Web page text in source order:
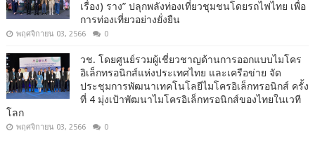
เรื่อง) ราง” ปลุกพลังท่องเที่ยวชุมชนโดยรถไฟไทย เพื่อ
การท่องเที่ยวอย่างยั่งยืน
พฤศจิกายน 03, 2566 0
วช. โดยศูนย์รวมผู้เชี่ยวชาญด้านการออกแบบไมโคร
อิเล็กทรอนิกส์แห่งประเทศไทย และเครือข่าย จัด
ประชุมการพัฒนาเทคโนโลยีไมโครอิเล็กทรอนิกส์ ครั้ง
ที่ 4 มุ่งเป้าพัฒนาไมโครอิเล็กทรอนิกส์ของไทยในเวที
โลก
พฤศจิกายน 03, 2566 0